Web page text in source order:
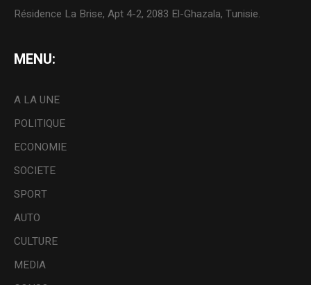
Résidence La Brise, Apt 4-2, 2083 El-Ghazala, Tunisie.
MENU:
A LA UNE
POLITIQUE
ECONOMIE
SOCIETE
SPORT
AUTO
CULTURE
MEDIA